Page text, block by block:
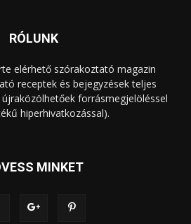
RÓLUNK
elérhető szórakoztató magazin
receptek és bejegyzések teljes
forrásmegjelöléssel
hiperhivatkozással).
MINKET